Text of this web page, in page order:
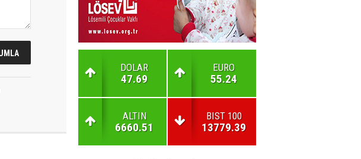
DOLAR
47.69
EURO
55.24
ALTIN
6660.51
BIST 100
13779.39